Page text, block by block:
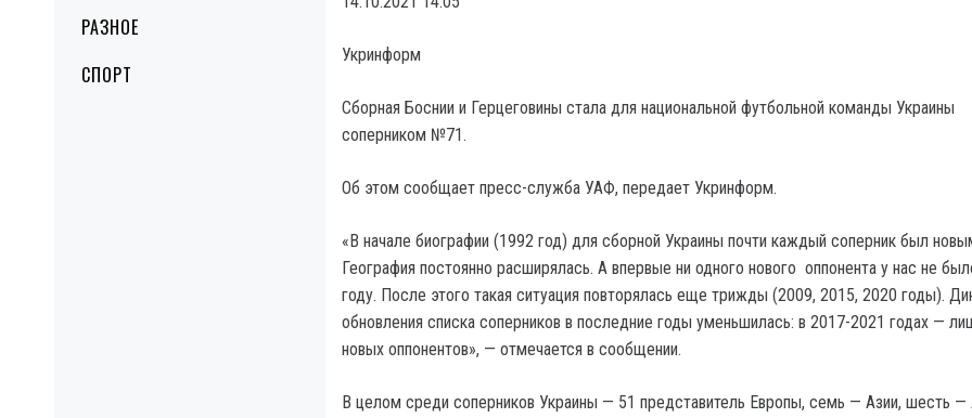
РАЗНОЕ
СПОРТ
Укринформ
Сборная Боснии и Герцеговины стала для национальной футбольной команды Украины
соперником №71.
Об этом сообщает пресс-служба УАФ, передает Укринформ.
«В начале биографии (1992 год) для сборной Украины почти каждый соперник был
География постоянно расширялась. А впервые ни одного нового оппонента у нас не
году. После этого такая ситуация повторялась еще трижды (2009, 2015, 2020 годы).
обновления списка соперников в последние годы уменьшилась: в 2017-2021 годах —
новых оппонентов», — отмечается в сообщении.
В целом среди соперников Украины — 51 представитель Европы, семь — Азии, шесть —